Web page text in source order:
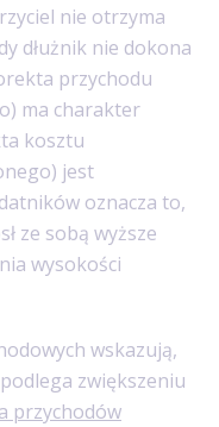
nie otrzyma
dłużnik nie dokona
przychodu
ma charakter
kosztu
jest
oznacza to,
ze sobą wyższe
wysokości
wskazują,
zwiększeniu
przychodów